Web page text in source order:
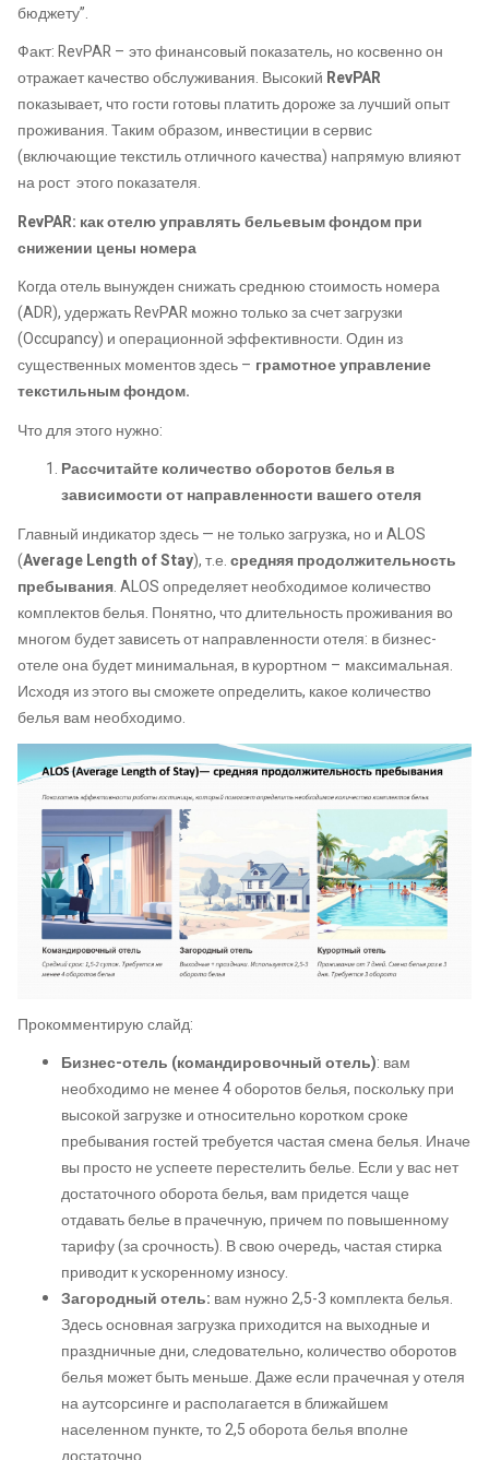
бюджету”.
Факт: RevPAR – это финансовый показатель, но косвенно он
отражает качество обслуживания. Высокий RevPAR
показывает, что гости готовы платить дороже за лучший опыт
проживания. Таким образом, инвестиции в сервис
(включающие текстиль отличного качества) напрямую влияют
на рост этого показателя.
RevPAR: как отелю управлять бельевым фондом при
снижении цены номера
Когда отель вынужден снижать среднюю стоимость номера
(ADR), удержать RevPAR можно только за счет загрузки
(Occupancy) и операционной эффективности. Один из
существенных моментов здесь – грамотное управление
текстильным фондом.
Что для этого нужно:
Рассчитайте количество оборотов белья в
зависимости от направленности вашего отеля
Главный индикатор здесь — не только загрузка, но и ALOS
(Average Length of Stay), т.е.средняя продолжительность
пребывания. ALOS определяет необходимое количество
комплектов белья. Понятно, что длительность проживания во
многом будет зависеть от направленности отеля: в бизнес-
отеле она будет минимальная, в курортном – максимальная.
Исходя из этого вы сможете определить, какое количество
белья вам необходимо.
Прокомментирую слайд:
Бизнес-отель (командировочный отель): вам
необходимо не менее 4 оборотов белья, поскольку при
высокой загрузке и относительно коротком сроке
пребывания гостей требуется частая смена белья. Иначе
вы просто не успеете перестелить белье. Если у вас нет
достаточного оборота белья, вам придется чаще
отдавать белье в прачечную, причем по повышенному
тарифу (за срочность). В свою очередь, частая стирка
приводит к ускоренному износу.
Загородный отель: вам нужно 2,5-3 комплекта белья.
Здесь основная загрузка приходится на выходные и
праздничные дни, следовательно, количество оборотов
белья может быть меньше. Даже если прачечная у отеля
на аутсорсинге и располагается в ближайшем
населенном пункте, то 2,5 оборота белья вполне